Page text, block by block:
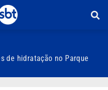
de hidratação no Parque